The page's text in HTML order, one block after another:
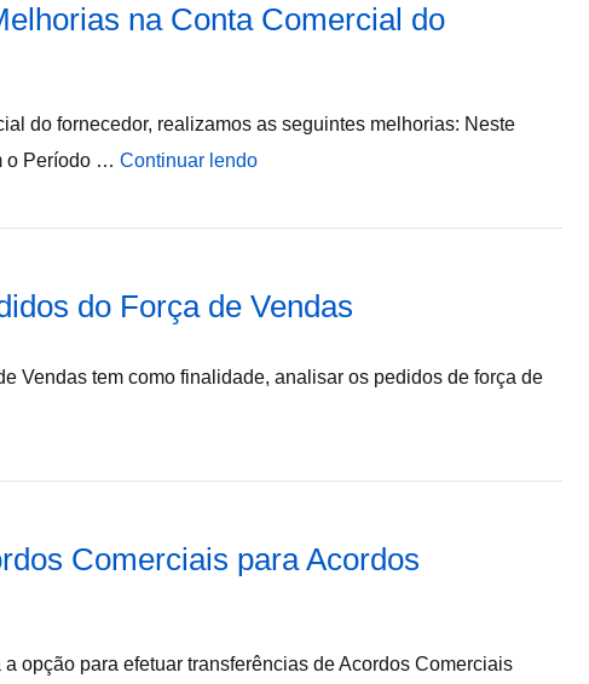
na Conta Comercial do
do fornecedor, realizamos as seguintes melhorias: Neste
o Período … Continuar lendo
do Força de Vendas
Vendas tem como finalidade, analisar os pedidos de força de
Comerciais para Acordos
opção para efetuar transferências de Acordos Comerciais